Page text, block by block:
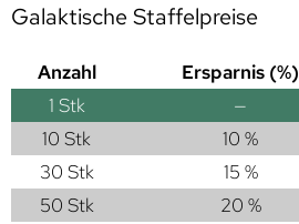
Galaktische Staffelpreise
Anzahl Ersparnis (%)
1 Stk —
10 Stk
10 %
30 Stk
15 %
50 Stk
20 %